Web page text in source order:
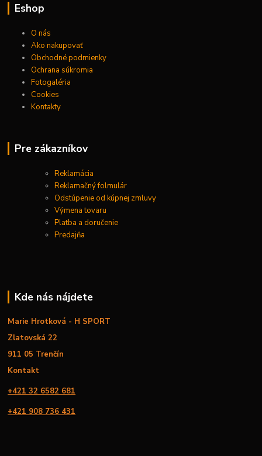
Eshop
O nás
Ako nakupovať
Obchodné podmienky
Ochrana súkromia
Fotogaléria
Cookies
Kontakty
Pre zákazníkov
Reklamácia
Reklamačný folmulár
Odstúpenie od kúpnej zmluvy
Výmena tovaru
Platba a doručenie
Predajňa
Kde nás nájdete
Marie Hrotková - H SPORT
Zlatovská 22
911 05 Trenčín
Kontakt
+421 32 6582 681
+421 908 736 431